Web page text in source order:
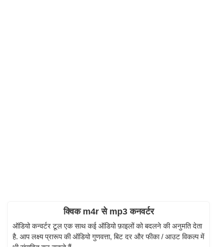
क्विक m4r से mp3 कनवर्टर
ऑडियो कन्वर्टर टूल एक साथ कई ऑडियो फ़ाइलों को बदलने की अनुमति देता
है. आप लक्ष्य प्रारूप की ऑडियो गुणवत्ता, बिट दर और फीका / आउट विकल्प में